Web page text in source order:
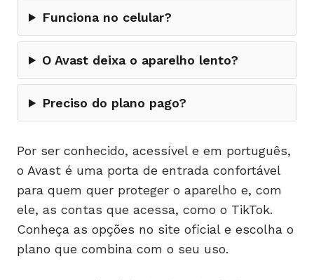
Funciona no celular?
O Avast deixa o aparelho lento?
Preciso do plano pago?
Por ser conhecido, acessível e em português,
o Avast é uma porta de entrada confortável
para quem quer proteger o aparelho e, com
ele, as contas que acessa, como o TikTok.
Conheça as opções no site oficial e escolha o
plano que combina com o seu uso.